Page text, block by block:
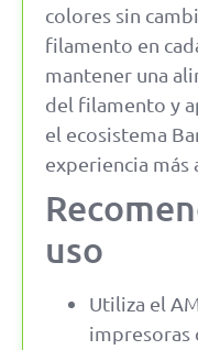
colores sin
filamento en
mantener una
del filamento y
el ecosistema
experiencia más
uso
Utiliza el
impresoras